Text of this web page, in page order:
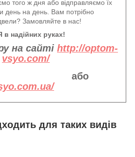
того ж дня або відправляємо їх
день на день. Вам потрібно
Замовляйте в нас!
надійних руках!
на сайті http://optom-
vsyo.com/
для таких видів